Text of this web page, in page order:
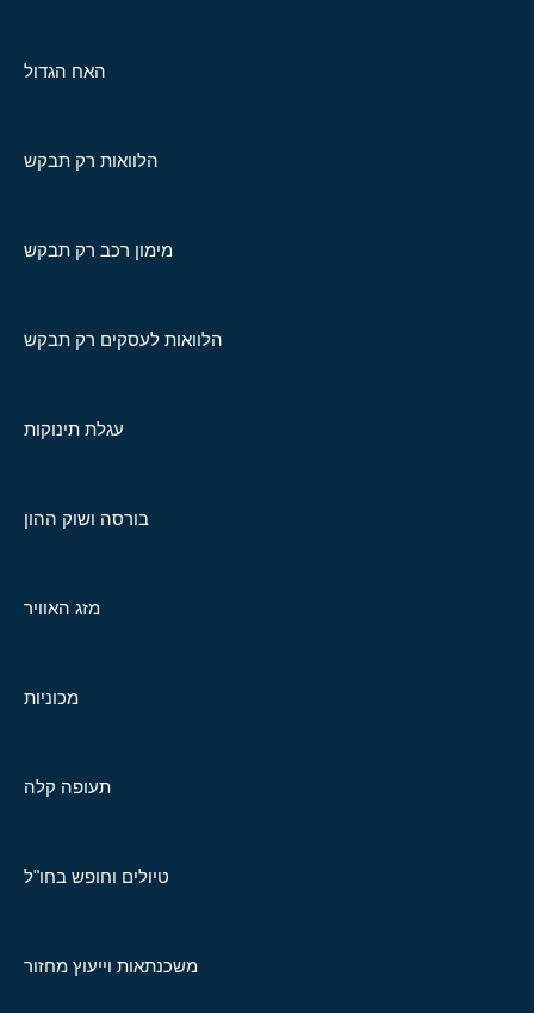
האח הגדול
הלוואות רק תבקש
מימון רכב רק תבקש
הלוואות לעסקים רק תבקש
עגלת תינוקות
בורסה ושוק ההון
מזג האוויר
מכוניות
תעופה קלה
טיולים וחופש בחו"ל
משכנתאות וייעוץ מחזור